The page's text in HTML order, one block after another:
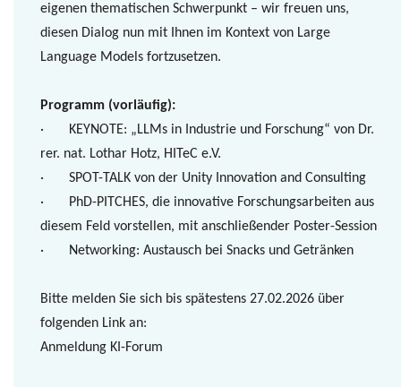
eigenen thematischen Schwerpunkt – wir freuen uns,
diesen Dialog nun mit Ihnen im Kontext von Large
Language Models fortzusetzen.
Programm (vorläufig):
· KEYNOTE: „LLMs in Industrie und Forschung“ von Dr.
rer. nat. Lothar Hotz, HITeC e.V.
· SPOT-TALK von der Unity Innovation and Consulting
· PhD-PITCHES, die innovative Forschungsarbeiten aus
diesem Feld vorstellen, mit anschließender Poster-Session
· Networking: Austausch bei Snacks und Getränken
Bitte melden Sie sich bis spätestens 27.02.2026 über
folgenden Link an:
Anmeldung KI-Forum